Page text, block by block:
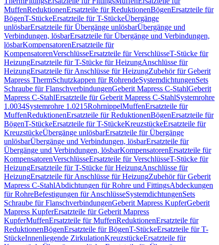
MuffenReduktionenErsatzteile für ReduktionenBögenErsatzteile für
BögenT-StückeErsatzteile für T-StückeÜbergänge
unlösbarErsatzteile für Übergänge unlösbarÜbergänge und
Verbindungen, lösbarErsatzteile für Übergänge und Verbindungen,
lösbarKompensatorenErsatzteile für
KompensatorenVerschlüsseErsatzteile für VerschlüsseT-Stücke für
HeizungErsatzteile für T-Stücke für HeizungAnschlüsse für
HeizungErsatzteile für Anschlüsse für HeizungZubehör für Geberit
Mapress ThermSchutzkappen für RohrendeSystemdichtungenSets
Schraube für FlanschverbindungenGeberit Mapress C-StahlGeberit
Mapress C-StahlErsatzteile für Geberit Mapress C-StahlSystemrohre
1.0034Systemrohre 1.0215RohrnippelMuffenErsatzteile für
MuffenReduktionenErsatzteile für ReduktionenBögenErsatzteile für
BögenT-StückeErsatzteile für T-StückeKreuzstückeErsatzteile für
KreuzstückeÜbergänge unlösbarErsatzteile für Übergänge
unlösbarÜbergänge und Verbindungen, lösbarErsatzteile für
Übergänge und Verbindungen, lösbarKompensatorenErsatzteile für
KompensatorenVerschlüsseErsatzteile für VerschlüsseT-Stücke für
HeizungErsatzteile für T-Stücke für HeizungAnschlüsse für
HeizungErsatzteile für Anschlüsse für HeizungZubehör für Geberit
Mapress C-StahlAbdichtungen für Rohre und FittingsAbdeckungen
für RohreBefestigungen für AnschlüsseSystemdichtungenSets
Schraube für FlanschverbindungenGeberit Mapress KupferGeberit
Mapress KupferErsatzteile für Geberit Mapress
KupferMuffenErsatzteile für MuffenReduktionenErsatzteile für
ReduktionenBögenErsatzteile für BögenT-StückeErsatzteile für T-
StückeInnenliegende ZirkulationKreuzstückeErsatzteile für